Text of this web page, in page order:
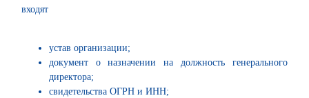
входят
устав организации;
документ о назначении на должность генерального
директора;
свидетельства ОГРН и ИНН;